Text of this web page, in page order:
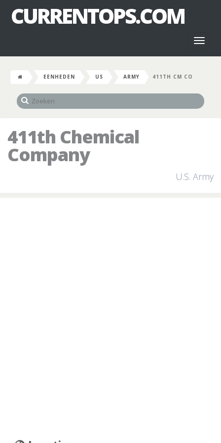
CURRENTOPS.COM
EENHEDEN US ARMY 411TH CM CO
411th Chemical
Company
U.S. Army